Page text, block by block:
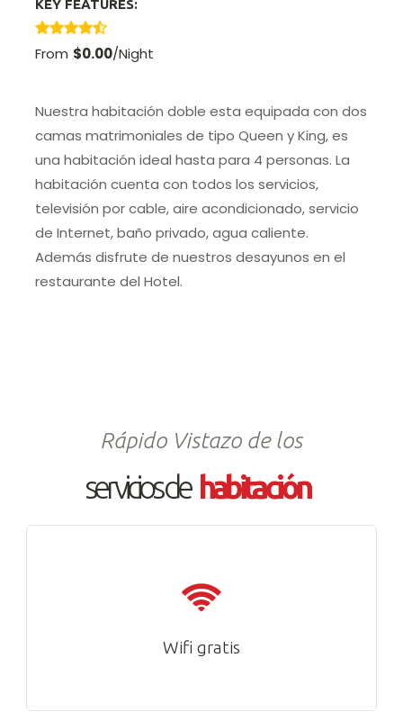
KEY FEATURES:
(
From $0.00/night
Nuestra habitación doble esta equipada con dos
camas matrimoniales de tipo Queen y King, es
una habitación ideal hasta para 4 personas. La
habitación cuenta con todos los servicios,
televisión por cable, aire acondicionado, servicio
de Internet, baño privado, agua caliente.
Además disfrute de nuestros desayunos en el
restaurante del Hotel.
Rápido Vistazo de los
servicios de habitación
Wifi gratis